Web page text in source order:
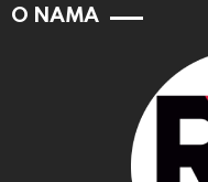
O NAMA